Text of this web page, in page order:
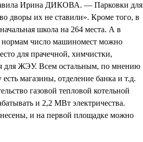
Ирина ДИКОВА. — Парковки для
дворы их не ставили». Кроме того, в
школа на 264 места. А в
нормам число машиномест можно
для прачечной, химчистки,
для ЖЭУ. Всем остальным, по мнению
магазины, отделение банка и т.д.
газовой тепловой котельной
и 2,2 МВт электричества.
и на первой площадке можно